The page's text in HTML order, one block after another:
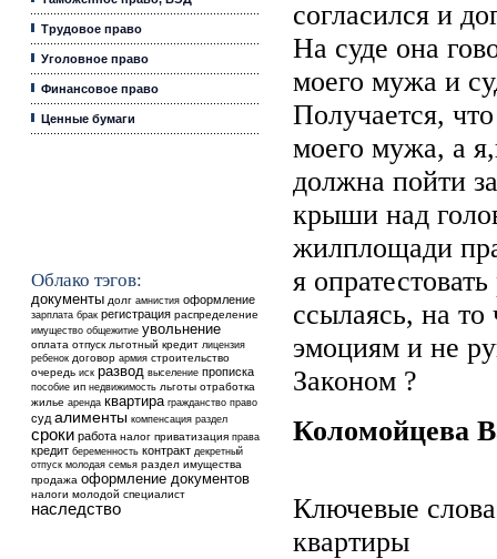
Трудовое право
Уголовное право
Финансовое право
Ценные бумаги
Облако тэгов:
документы долг амнистия оформление
зарплата брак регистрация распределение
имущество общежитие увольнение
оплата отпуск льготный кредит лицензия
ребенок договор армия строительство
очередь иск развод выселение прописка
пособие ип недвижимость льготы отработка
жилье аренда квартира гражданство право
суд алименты компенсация раздел
сроки работа налог приватизация права
кредит беременность контракт декретный
отпуск молодая семья раздел имущества
продажа оформление документов
налоги молодой специалист
наследство
согласился и
На суде она
моего мужа и
Получается,
моего мужа, а
должна пойти
крыши над
жилплощади
я
ссылаясь, на то
эмоциям и не
Законом ?
Коломойцева
Ключевые
квартиры